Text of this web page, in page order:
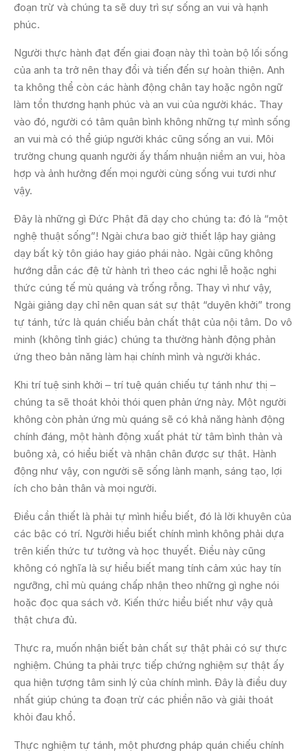
đoạn trừ và chúng ta sẽ duy trì sự sống an vui và hạnh
phúc.
Người thực hành đạt đến giai đoạn này thì toàn bộ lối sống
của anh ta trở nên thay đổi và tiến đến sự hoàn thiện. Anh
ta không thể còn các hành động chân tay hoặc ngôn ngữ
làm tổn thương hạnh phúc và an vui của người khác. Thay
vào đó, người có tâm quân bình không những tự mình sống
an vui mà có thể giúp người khác cũng sống an vui. Môi
trường chung quanh người ấy thấm nhuận niềm an vui, hòa
hợp và ảnh hưởng đến mọi người cùng sống vui tươi như
vậy.
Đây là những gì Đức Phật đã dạy cho chúng ta: đó là “một
nghệ thuật sống”! Ngài chưa bao giờ thiết lập hay giảng
dạy bất kỳ tôn giáo hay giáo phái nào. Ngài cũng không
hướng dẫn các đệ tử hành trì theo các nghi lễ hoặc nghi
thức cúng tế mù quáng và trống rỗng. Thay vì như vậy,
Ngài giảng dạy chỉ nên quan sát sự thật “duyên khởi” trong
tự tánh, tức là quán chiếu bản chất thật của nội tâm. Do vô
minh (không tỉnh giác) chúng ta thường hành động phản
ứng theo bản năng làm hại chính mình và người khác.
Khi trí tuệ sinh khởi – trí tuệ quán chiếu tự tánh như thị –
chúng ta sẽ thoát khỏi thói quen phản ứng này. Một người
không còn phản ứng mù quáng sẽ có khả năng hành động
chính đáng, một hành động xuất phát từ tâm bình thản và
buông xả, có hiểu biết và nhận chân được sự thật. Hành
động như vậy, con người sẽ sống lành mạnh, sáng tạo, lợi
ích cho bản thân và mọi người.
Điều cần thiết là phải tự mình hiểu biết, đó là lời khuyên của
các bậc có trí. Người hiểu biết chính mình không phải dựa
trên kiến thức tư tưởng và học thuyết. Điều này cũng
không có nghĩa là sự hiểu biết mang tính cảm xúc hay tín
ngưỡng, chỉ mù quáng chấp nhận theo những gì nghe nói
hoặc đọc qua sách vở. Kiến thức hiểu biết như vậy quả
thật chưa đủ.
Thực ra, muốn nhận biết bản chất sự thật phải có sự thực
nghiệm. Chúng ta phải trực tiếp chứng nghiệm sự thật ấy
qua hiện tượng tâm sinh lý của chính mình. Đây là điều duy
nhất giúp chúng ta đoạn trừ các phiền não và giải thoát
khỏi đau khổ.
Thực nghiệm tự tánh, một phương pháp quán chiếu chính